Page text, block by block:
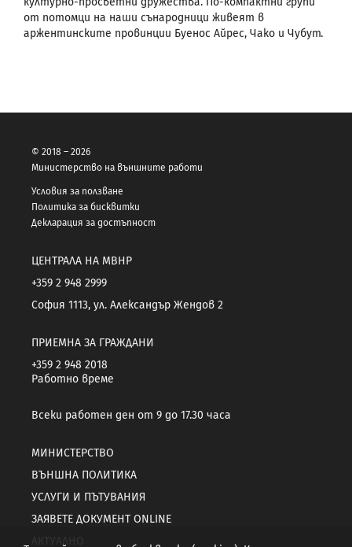
от потомци на наши сънародници живеят в
аржентинските провинции Буенос Айрес, Чако и Чубут.
© 2018 – 2026
Министерство на външните работи
Условия за ползване
Политика за бисквитки
Декларация за достъпност
ЦЕНТРАЛА НА МВНР
+359 2 948 2999
София 1113, ул. Александър Жендов 2
ПРИЕМНА ЗА ГРАЖДАНИ
+359 2 948 2018
Работно време
Всеки работен ден от 9 до 17.30 часа
МИНИСТЕРСТВО
ВЪНШНА ПОЛИТИКА
УСЛУГИ И ПЪТУВАНИЯ
ЗАЯВЕТЕ ДОКУМЕНТ ONLINE